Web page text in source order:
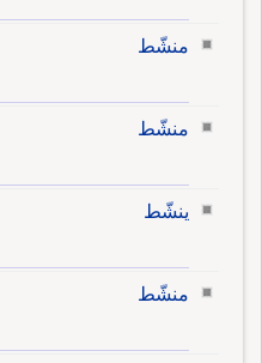
منشّط
منشّط
ينشّط
منشّط